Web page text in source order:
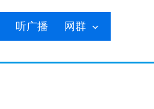
听广播 网群